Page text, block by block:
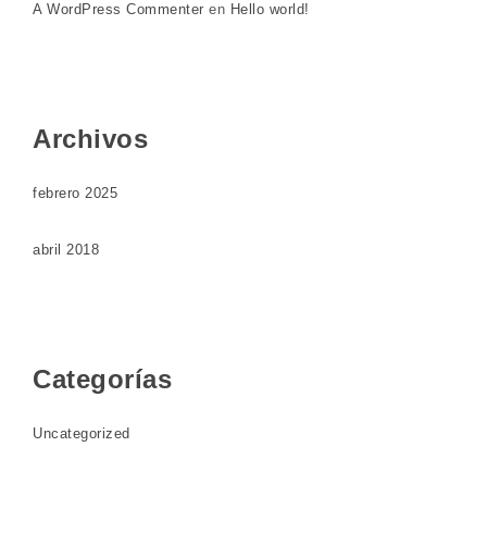
A WordPress Commenter en Hello world!
Archivos
febrero 2025
abril 2018
Categorías
Uncategorized